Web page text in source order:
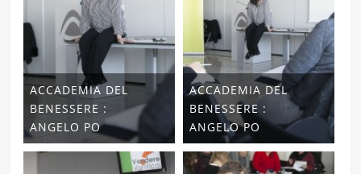
ACCADEMIA DEL
BENESSERE :
ANGELO PO
ACCADEMIA DEL
BENESSERE :
ANGELO PO